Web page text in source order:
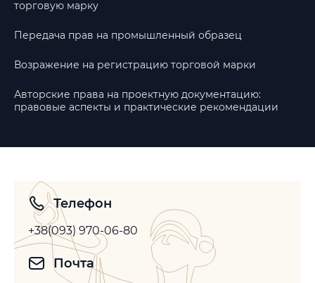
торговую марку
Передача прав на промышленный образец
Возражение на регистрацию торговой марки
Авторские права на проектную документацию:
правовые аспекты и практические рекомендации
Телефон
+38(093) 970-06-80
Почта